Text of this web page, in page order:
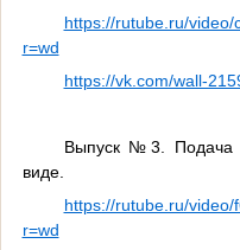
https://rutube.ru/
r=wd
https://vk.com/wall-
Выпуск №3. Подача
виде.
https://rutube.ru/video/
r=wd